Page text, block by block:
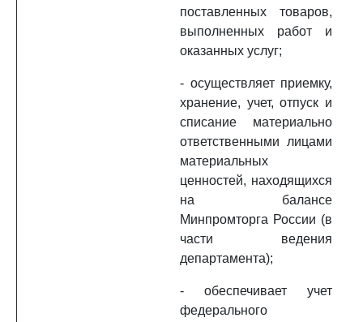
поставленных товаров,
выполненных работ и
оказанных услуг;
- осуществляет приемку,
хранение, учет, отпуск и
списание материально
ответственными лицами
материальных
ценностей, находящихся
на балансе
Минпромторга России (в
части ведения
департамента);
- обеспечивает учет
федерального